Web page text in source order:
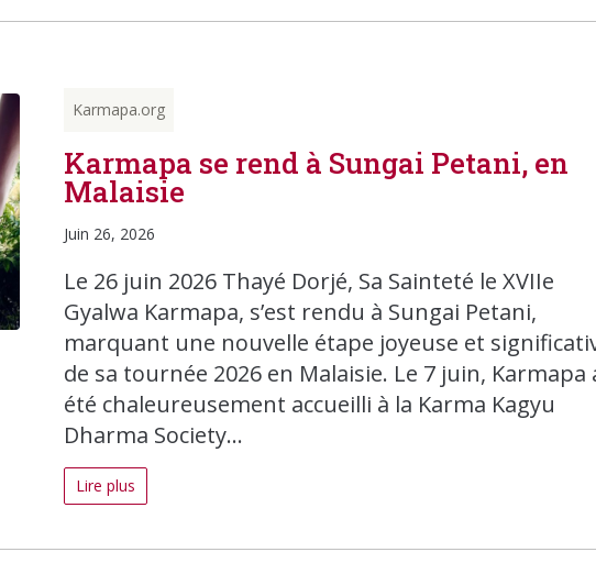
Karmapa.org
Karmapa se rend à Sungai Petani, en
Malaisie
Juin 26, 2026
Le 26 juin 2026 Thayé Dorjé, Sa Sainteté le XVIIe
Gyalwa Karmapa, s’est rendu à Sungai Petani,
marquant une nouvelle étape joyeuse et
de sa tournée 2026 en Malaisie. Le 7 juin, Karmapa
été chaleureusement accueilli à la Karma Kagyu
Dharma Society...
Lire plus